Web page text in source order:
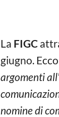
La FIGC
giugno.
argomenti
nomine di